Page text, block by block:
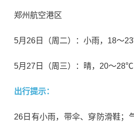
郑州航空港区
5月26日（周二）：小雨，18～
5月27日（周三）：晴，20～
出行提示：
26日有小雨，带伞、穿防滑鞋；